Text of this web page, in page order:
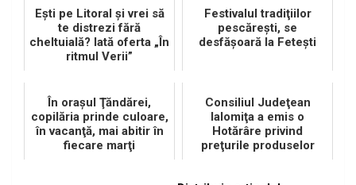
Eşti pe Litoral şi vrei să
te distrezi fără
cheltuială? Iată oferta „În
ritmul Verii”
Festivalul tradiţiilor
pescăreşti, se
desfăşoară la Feteşti
În oraşul Ţăndărei,
copilăria prinde culoare,
în vacanţă, mai abitir în
fiecare marţi
Consiliul Judeţean
Ialomiţa a emis o
Hotărâre privind
preţurile produselor